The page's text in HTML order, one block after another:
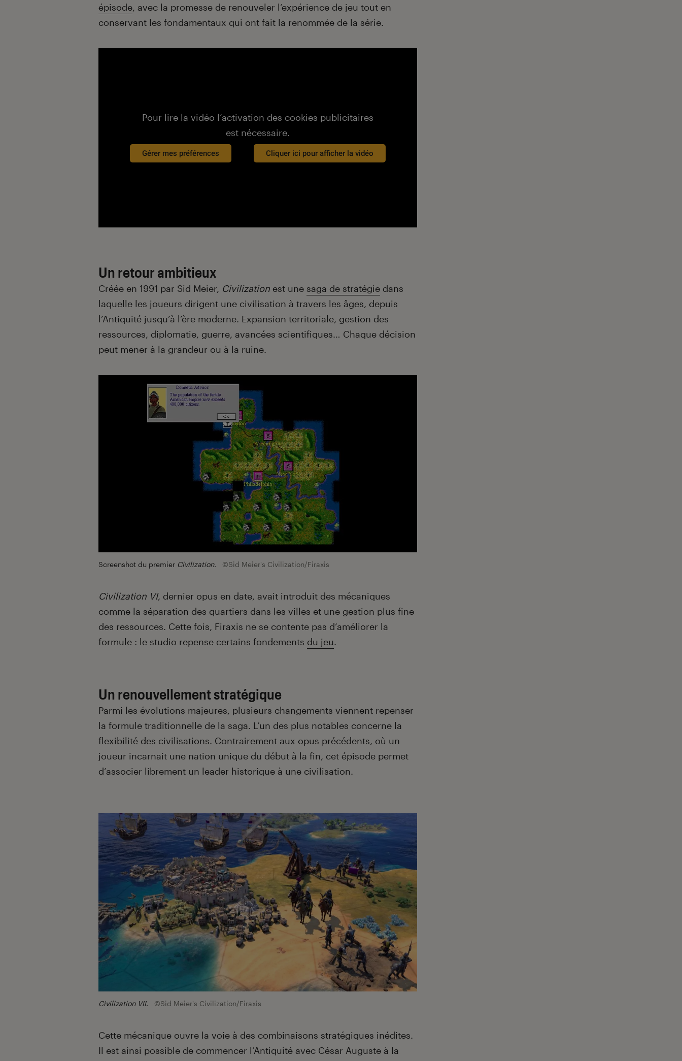
épisode, avec la promesse de renouveler l’expérience de jeu tout en
conservant les fondamentaux qui ont fait la renommée de la série.
Pour lire la vidéo l’activation des cookies publicitaires
est nécessaire.
Gérer mes préférences Cliquer ici pour afficher la vidéo
Un retour ambitieux
Créée en 1991 par Sid Meier, Civilization est une saga de stratégie dans
laquelle les joueurs dirigent une civilisation à travers les âges, depuis
l’Antiquité jusqu’à l’ère moderne. Expansion territoriale, gestion des
ressources, diplomatie, guerre, avancées scientifiques… Chaque décision
peut mener à la grandeur ou à la ruine.
Screenshot du premier Civilization. ©Sid Meier's Civilization/Firaxis
Civilization VI, dernier opus en date, avait introduit des mécaniques
comme la séparation des quartiers dans les villes et une gestion plus fine
des ressources. Cette fois, Firaxis ne se contente pas d’améliorer la
formule : le studio repense certains fondements du jeu.
Un renouvellement stratégique
Parmi les évolutions majeures, plusieurs changements viennent repenser
la formule traditionnelle de la saga. L’un des plus notables concerne la
flexibilité des civilisations. Contrairement aux opus précédents, où un
joueur incarnait une nation unique du début à la fin, cet épisode permet
d’associer librement un leader historique à une civilisation.
Civilization VII. ©Sid Meier's Civilization/Firaxis
Cette mécanique ouvre la voie à des combinaisons stratégiques inédites.
Il est ainsi possible de commencer l’Antiquité avec César Auguste à la